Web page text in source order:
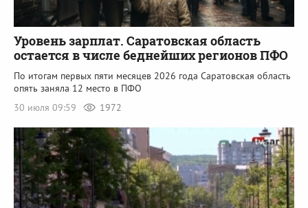
Уровень зарплат. Саратовская область
остается в числе беднейших регионов ПФО
По итогам первых пяти месяцев 2026 года Саратовская область
опять заняла 12 место в ПФО
30 июля 09:59
1972